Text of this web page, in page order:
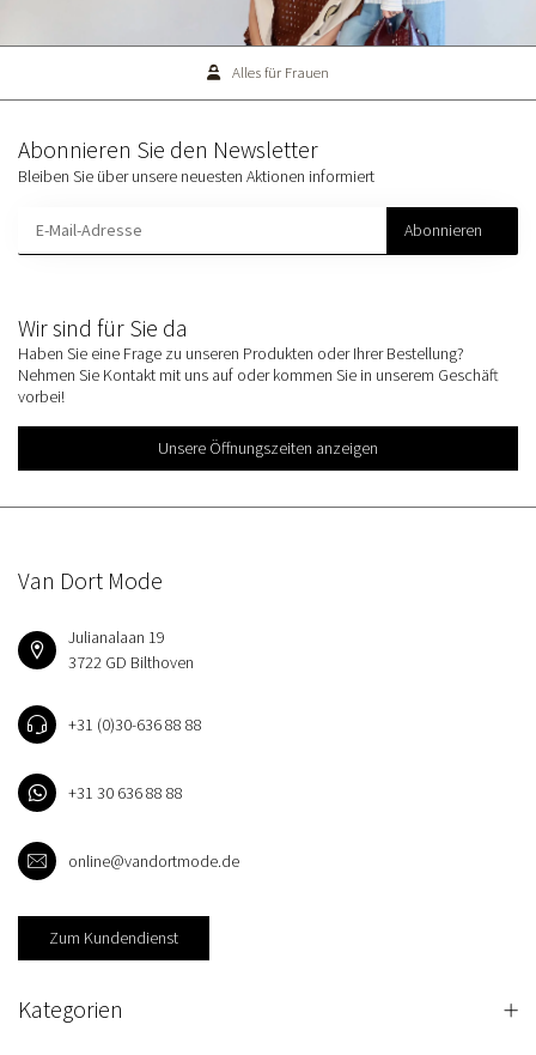
Alles für Frauen
Wir sind für Sie da
Haben Sie eine Frage zu unseren Produkten oder Ihrer Bestellung?
Nehmen Sie Kontakt mit uns auf oder kommen Sie in unserem Geschäft
vorbei!
Unsere Öffnungszeiten anzeigen
Abonnieren Sie den Newsletter
Bleiben Sie über unsere neuesten Aktionen informiert
Abonnieren
Van Dort Mode
Julianalaan 19
3722 GD Bilthoven
+31 (0)30-636 88 88
+31 30 636 88 88
online@vandortmode.de
Zum Kundendienst
Kategorien